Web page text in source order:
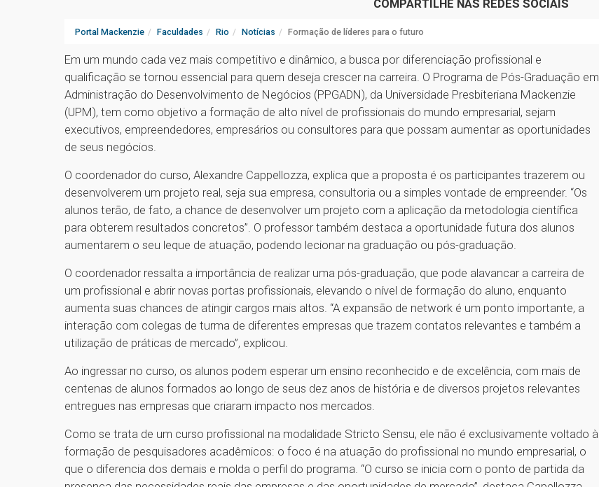
COMPARTILHE NAS REDES SOCIAIS
Portal Mackenzie Faculdades Rio Notícias Formação de líderes para o futuro
Em um mundo cada vez mais competitivo e dinâmico, a busca por diferenciação profissional e
qualificação se tornou essencial para quem deseja crescer na carreira. O Programa de Pós-Graduação em
Administração do Desenvolvimento de Negócios (PPGADN), da Universidade Presbiteriana Mackenzie
(UPM), tem como objetivo a formação de alto nível de profissionais do mundo empresarial, sejam
executivos, empreendedores, empresários ou consultores para que possam aumentar as oportunidades
de seus negócios.
O coordenador do curso, Alexandre Cappellozza, explica que a proposta é os participantes trazerem ou
desenvolverem um projeto real, seja sua empresa, consultoria ou a simples vontade de empreender. “Os
alunos terão, de fato, a chance de desenvolver um projeto com a aplicação da metodologia científica
para obterem resultados concretos”. O professor também destaca a oportunidade futura dos alunos
aumentarem o seu leque de atuação, podendo lecionar na graduação ou pós-graduação.
O coordenador ressalta a importância de realizar uma pós-graduação, que pode alavancar a carreira de
um profissional e abrir novas portas profissionais, elevando o nível de formação do aluno, enquanto
aumenta suas chances de atingir cargos mais altos. “A expansão de network é um ponto importante, a
interação com colegas de turma de diferentes empresas que trazem contatos relevantes e também a
utilização de práticas de mercado”, explicou.
Ao ingressar no curso, os alunos podem esperar um ensino reconhecido e de excelência, com mais de
centenas de alunos formados ao longo de seus dez anos de história e de diversos projetos relevantes
entregues nas empresas que criaram impacto nos mercados.
Como se trata de um curso profissional na modalidade Stricto Sensu, ele não é exclusivamente voltado à
formação de pesquisadores acadêmicos: o foco é na atuação do profissional no mundo empresarial, o
que o diferencia dos demais e molda o perfil do programa. “O curso se inicia com o ponto de partida da